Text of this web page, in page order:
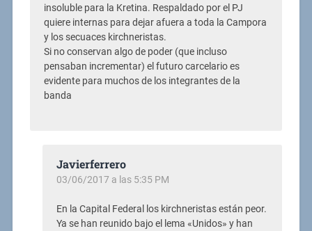
insoluble para la Kretina. Respaldado por el PJ
quiere internas para dejar afuera a toda la Campora
y los secuaces kirchneristas.
Si no conservan algo de poder (que incluso
pensaban incrementar) el futuro carcelario es
evidente para muchos de los integrantes de la
banda
Javierferrero
03/06/2017 a las 5:35 PM
En la Capital Federal los kirchneristas están peor.
Ya se han reunido bajo el lema «Unidos» y han